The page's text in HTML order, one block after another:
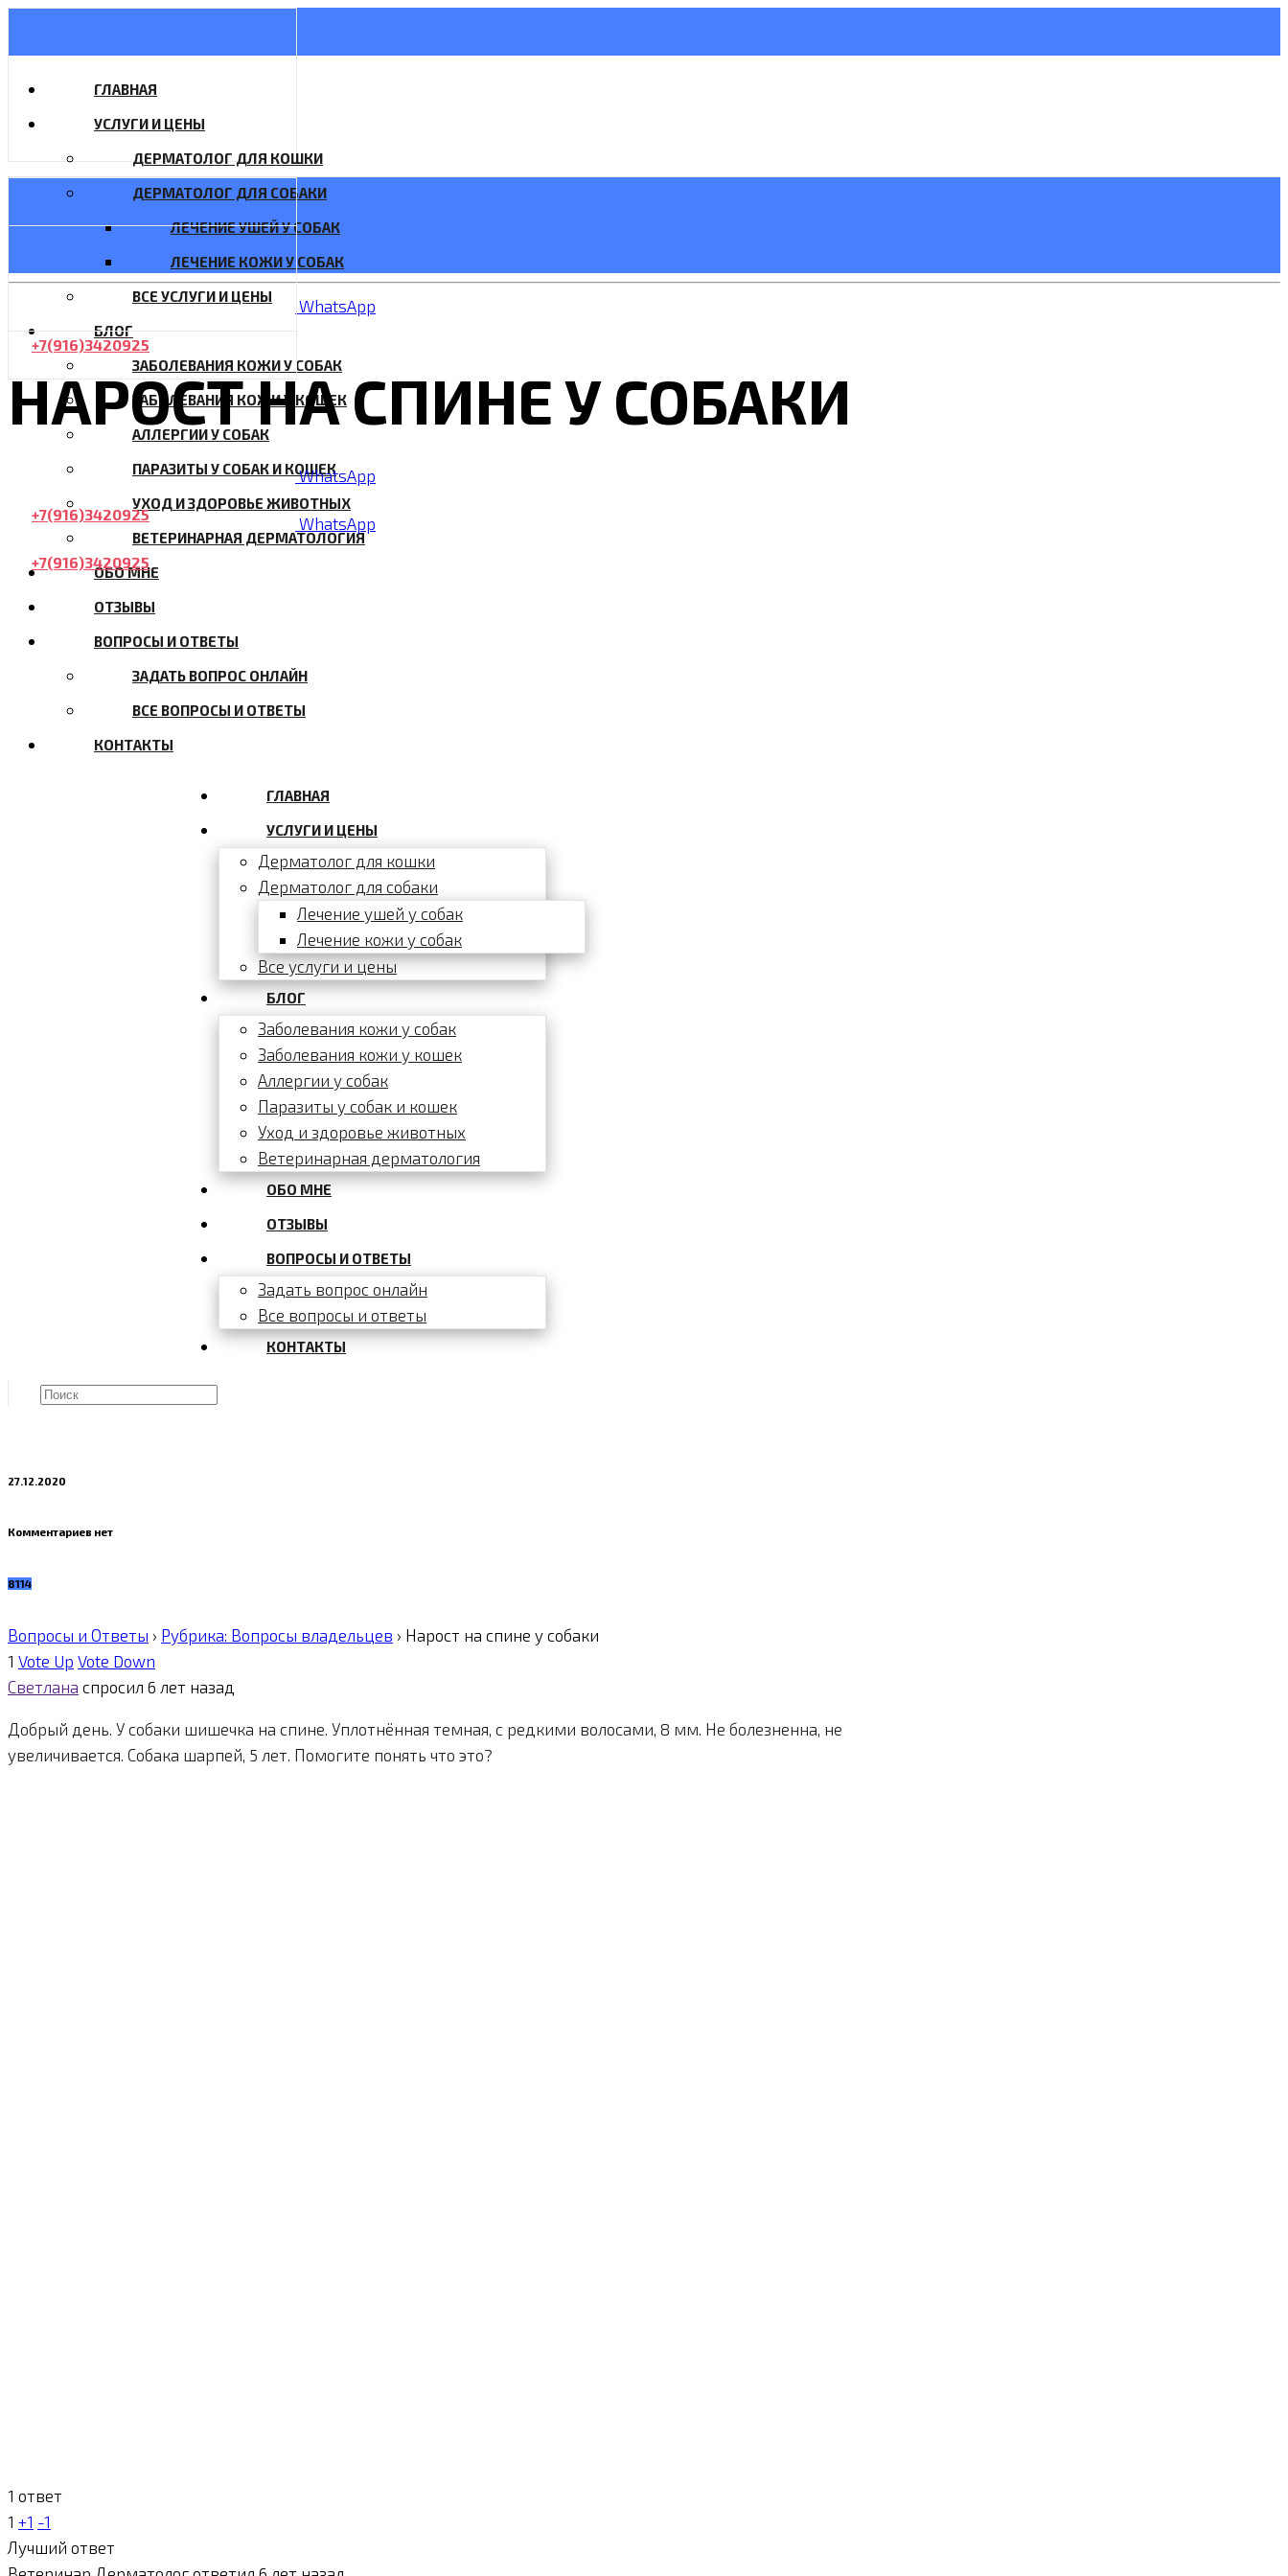
WhatsApp
+7(916)3420925
ГЛАВНАЯ
УСЛУГИ И ЦЕНЫ
ДЕРМАТОЛОГ ДЛЯ КОШКИ
ДЕРМАТОЛОГ ДЛЯ СОБАКИ
ЛЕЧЕНИЕ УШЕЙ У СОБАК
ЛЕЧЕНИЕ КОЖИ У СОБАК
ВСЕ УСЛУГИ И ЦЕНЫ
БЛОГ
ЗАБОЛЕВАНИЯ КОЖИ У СОБАК
ЗАБОЛЕВАНИЯ КОЖИ У КОШЕК
АЛЛЕРГИИ У СОБАК
ПАРАЗИТЫ У СОБАК И КОШЕК
УХОД И ЗДОРОВЬЕ ЖИВОТНЫХ
ВЕТЕРИНАРНАЯ ДЕРМАТОЛОГИЯ
ОБО МНЕ
ОТЗЫВЫ
ВОПРОСЫ И ОТВЕТЫ
ЗАДАТЬ ВОПРОС ОНЛАЙН
ВСЕ ВОПРОСЫ И ОТВЕТЫ
КОНТАКТЫ
ГЛАВНАЯ
УСЛУГИ И ЦЕНЫ
Дерматолог для кошки
Дерматолог для собаки
Лечение ушей у собак
Лечение кожи у собак
Все услуги и цены
БЛОГ
Заболевания кожи у собак
Заболевания кожи у кошек
Аллергии у собак
Паразиты у собак и кошек
Уход и здоровье животных
Ветеринарная дерматология
ОБО МНЕ
ОТЗЫВЫ
ВОПРОСЫ И ОТВЕТЫ
Задать вопрос онлайн
Все вопросы и ответы
КОНТАКТЫ
WhatsApp
+7(916)3420925 WhatsApp
+7(916)3420925
НАРОСТ НА СПИНЕ У СОБАКИ
27.12.2020
Комментариев нет
8114
Вопросы и Ответы › Рубрика: Вопросы владельцев › Нарост на спине у собаки
1 Vote Up Vote Down
Светлана спросил 6 лет назад
Добрый день. У собаки шишечка на спине. Уплотнённая темная, с редкими волосами, 8 мм. Не болезненна, не
увеличивается. Собака шарпей, 5 лет. Помогите понять что это?
1 ответ
1 +1 -1
Лучший ответ